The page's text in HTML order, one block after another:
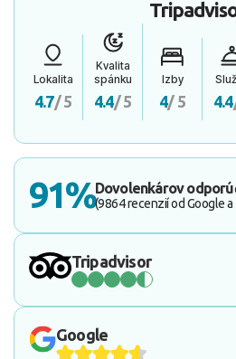
Lokalita
4.7/ 5
Kvalita
spánku
4.4/ 5
Izby
4/ 5 4.4
91%Dovolenkárov
(9864 recenzií od Google a
Tripadvisor
Google